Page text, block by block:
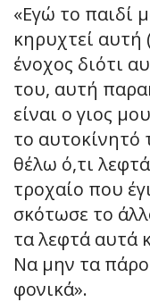
«Εγώ το παιδί
κηρυχτεί αυτή
ένοχος διότι
του, αυτή
είναι ο γιος
το αυτοκίνητό
θέλω ό,τι
τροχαίο που
σκότωσε το
τα λεφτά αυτά
Να μην τα
φονικά».